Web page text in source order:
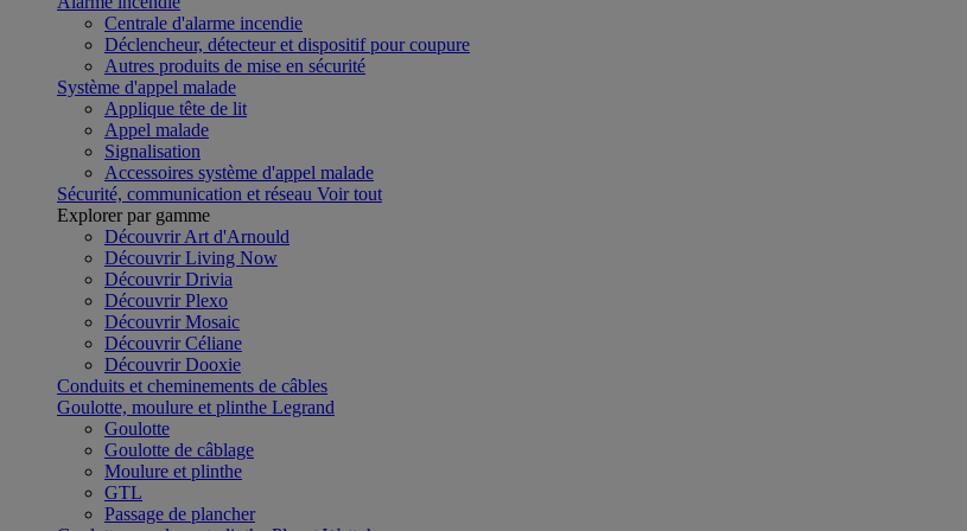
Centrale d'alarme incendie
Déclencheur, détecteur et dispositif pour coupure
Autres produits de mise en sécurité
Système d'appel malade
Applique tête de lit
Appel malade
Signalisation
Accessoires système d'appel malade
Sécurité, communication et réseau Voir tout
Explorer par gamme
Découvrir Art d'Arnould
Découvrir Living Now
Découvrir Drivia
Découvrir Plexo
Découvrir Mosaic
Découvrir Céliane
Découvrir Dooxie
Conduits et cheminements de câbles
Goulotte, moulure et plinthe Legrand
Goulotte
Goulotte de câblage
Moulure et plinthe
GTL
Passage de plancher